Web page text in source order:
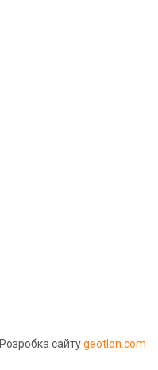
Розробка сайтуgeotlon.com